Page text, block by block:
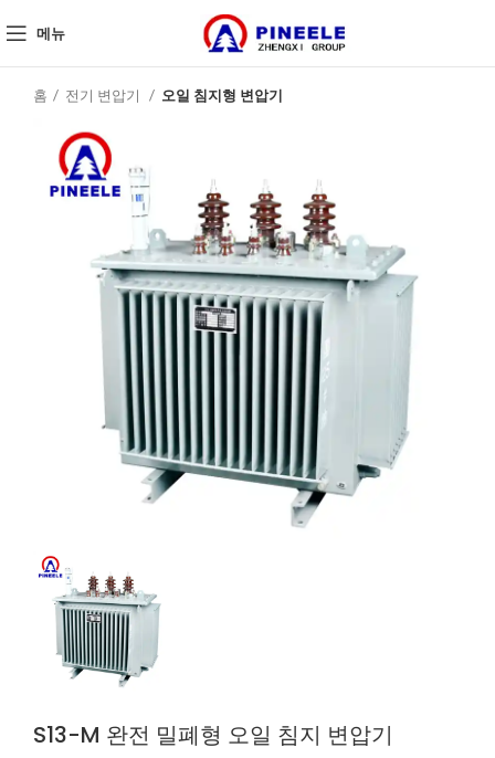
메뉴
홈 전기 변압기 오일 침지형 변압기
S13-M 완전 밀폐형 오일 침지 변압기